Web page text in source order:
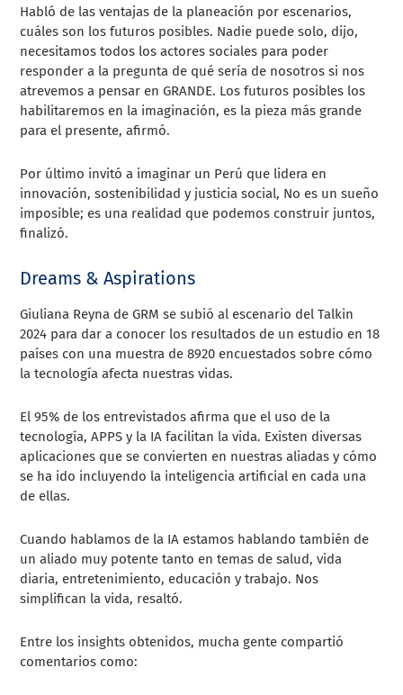
Habló de las ventajas de la planeación por escenarios,
cuáles son los futuros posibles. Nadie puede solo, dijo,
necesitamos todos los actores sociales para poder
responder a la pregunta de qué sería de nosotros si nos
atrevemos a pensar en GRANDE. Los futuros posibles los
habilitaremos en la imaginación, es la pieza más grande
para el presente, afirmó.
Por último invitó a imaginar un Perú que lidera en
innovación, sostenibilidad y justicia social, No es un sueño
imposible; es una realidad que podemos construir juntos,
finalizó.
Dreams & Aspirations
Giuliana Reyna de GRM se subió al escenario del Talkin
2024 para dar a conocer los resultados de un estudio en 18
países con una muestra de 8920 encuestados sobre cómo
la tecnología afecta nuestras vidas.
El 95% de los entrevistados afirma que el uso de la
tecnología, APPS y la IA facilitan la vida. Existen diversas
aplicaciones que se convierten en nuestras aliadas y cómo
se ha ido incluyendo la inteligencia artificial en cada una
de ellas.
Cuando hablamos de la IA estamos hablando también de
un aliado muy potente tanto en temas de salud, vida
diaria, entretenimiento, educación y trabajo. Nos
simplifican la vida, resaltó.
Entre los insights obtenidos, mucha gente compartió
comentarios como: